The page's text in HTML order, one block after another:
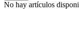
No hay artículos